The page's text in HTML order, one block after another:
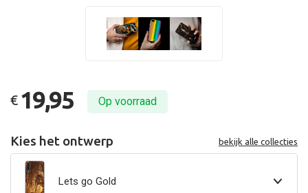
€ 19,95 Op voorraad
Kies het ontwerp bekijk alle collecties
Lets go Gold